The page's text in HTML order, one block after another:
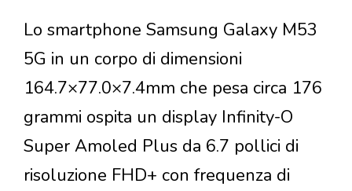
Lo smartphone Samsung Galaxy M53
5G in un corpo di dimensioni
164.7×77.0×7.4mm che pesa circa 176
grammi ospita un display Infinity-O
Super Amoled Plus da 6.7 pollici di
risoluzione FHD+ con frequenza di